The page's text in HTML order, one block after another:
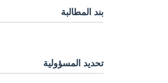
بند المطالبة
تحديد المسؤولية